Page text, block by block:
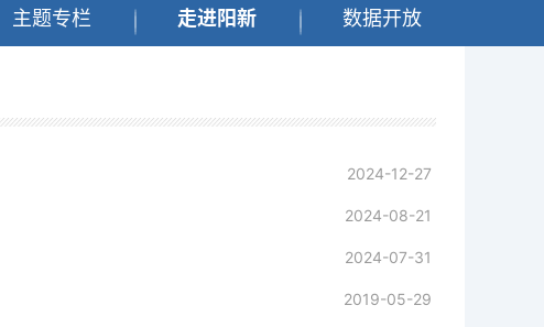
主题专栏 走进阳新 数据开放
2024-12-27
2024-08-21
2024-07-31
2019-05-29